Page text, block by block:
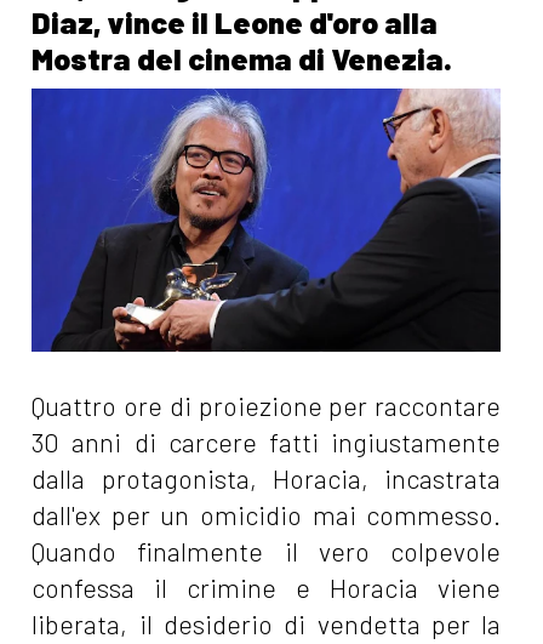
Diaz, vince il Leone d'oro alla
Mostra del cinema di Venezia.
Quattro ore di proiezione per raccontare
30 anni di carcere fatti ingiustamente
dalla protagonista, Horacia, incastrata
dall'ex per un omicidio mai commesso.
Quando finalmente il vero colpevole
confessa il crimine e Horacia viene
liberata, il desiderio di vendetta per la